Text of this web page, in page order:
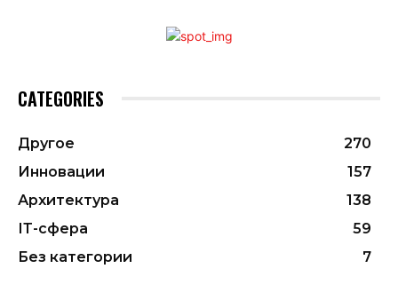
CATEGORIES
Другое
270
Инновации
157
Архитектура
138
ІТ-сфера
59
Без категории
7